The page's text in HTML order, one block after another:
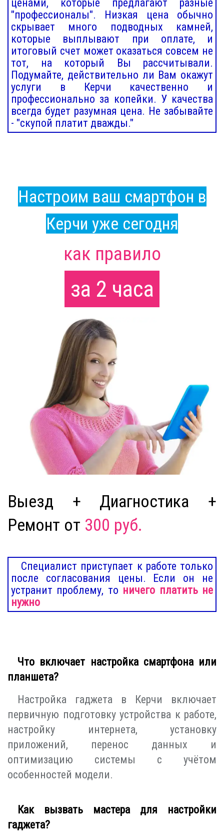
ценами, которые предлагают разные
"профессионалы". Низкая цена обычно
скрывает много подводных камней,
которые выплывают при оплате, и
итоговый счет может оказаться совсем не
тот, на который Вы рассчитывали.
Подумайте, действительно ли Вам окажут
услуги в Керчи качественно и
профессионально за копейки. У качества
всегда будет разумная цена. Не забывайте
- "скупой платит дважды."
Настроим ваш смартфон в
Керчи уже сегодня
как правило
за 2 часа
Выезд + Диагностика +
Ремонт от 300 руб.
Специалист приступает к работе только
после согласования цены. Если он не
устранит проблему, то ничего платить не
нужно
Что включает настройка смартфона или
планшета?
Настройка гаджета в Керчи включает
первичную подготовку устройства к работе,
настройку интернета, установку
приложений, перенос данных и
оптимизацию системы с учётом
особенностей модели.
Как вызвать мастера для настройки
гаджета?